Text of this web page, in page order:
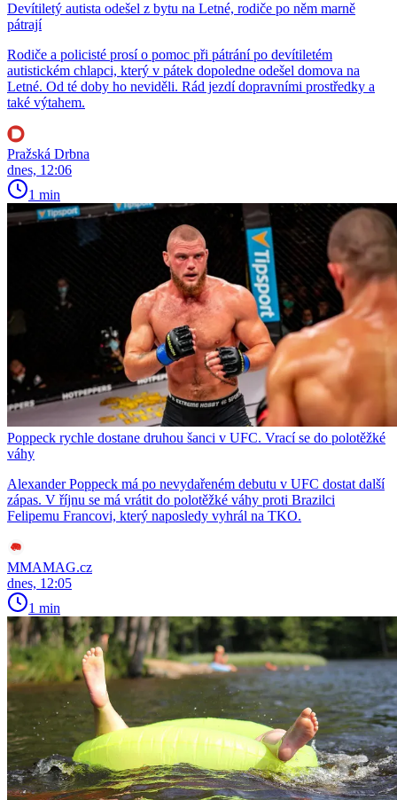
Devítiletý autista odešel z bytu na Letné, rodiče po něm marně
pátrají
Rodiče a policisté prosí o pomoc při pátrání po devítiletém
autistickém chlapci, který v pátek dopoledne odešel domova na
Letné. Od té doby ho neviděli. Rád jezdí dopravními prostředky a
také výtahem.
Pražská Drbna
dnes, 12:06
1 min
Poppeck rychle dostane druhou šanci v UFC. Vrací se do polotěžké
váhy
Alexander Poppeck má po nevydařeném debutu v UFC dostat další
zápas. V říjnu se má vrátit do polotěžké váhy proti Brazilci
Felipemu Francovi, který naposledy vyhrál na TKO.
MMAMAG.cz
dnes, 12:05
1 min